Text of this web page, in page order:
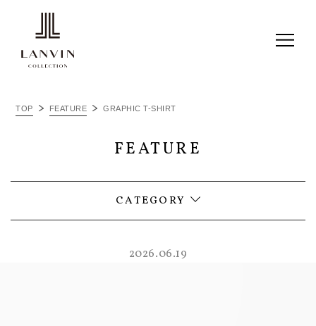
TOP FEATURE GRAPHIC T-SHIRT
FEATURE
CATEGORY
ITEM RECOMMEND
LC JOURNAL
2026.06.19